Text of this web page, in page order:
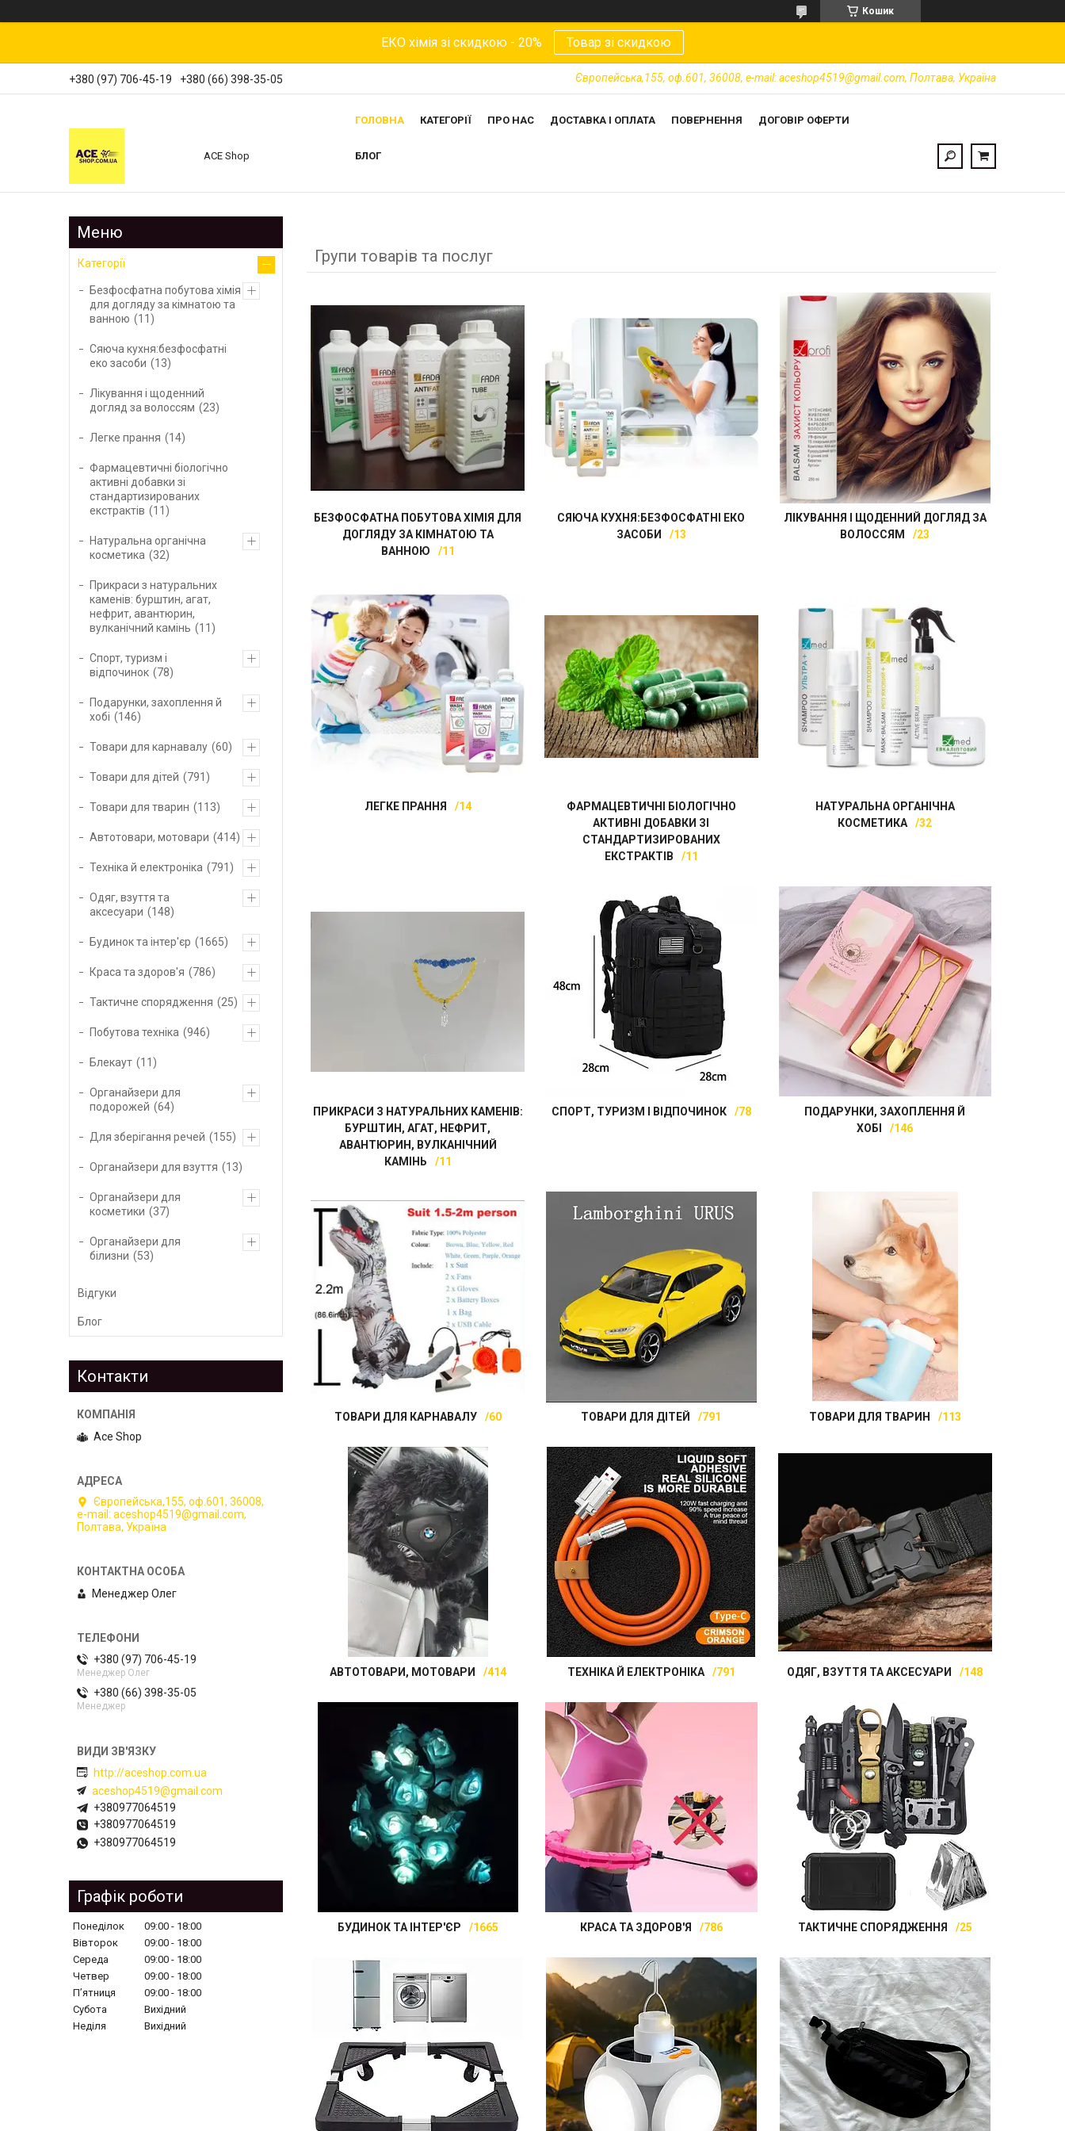
Кошик
ЕКО хімія зі скидкою - 20% Товар зі скидкою
+380 (97) 706-45-19 +380 (66) 398-35-05 Європейська,155, оф.601, 36008, e-mail: aceshop4519@gmail.com, Полтава, Україна
ACE Shop
ГОЛОВНА КАТЕГОРІЇ ПРО НАС ДОСТАВКА І ОПЛАТА ПОВЕРНЕННЯ ДОГОВІР ОФЕРТИ
БЛОГ
Групи товарів та послуг
БЕЗФОСФАТНА ПОБУТОВА ХІМІЯ ДЛЯ
ДОГЛЯДУ ЗА КІМНАТОЮ ТА
ВАННОЮ
11
СЯЮЧА КУХНЯ:БЕЗФОСФАТНІ ЕКО
ЗАСОБИ
13
ЛІКУВАННЯ І ЩОДЕННИЙ ДОГЛЯД ЗА
ВОЛОССЯМ
23
ЛЕГКЕ ПРАННЯ 14
ФАРМАЦЕВТИЧНІ БІОЛОГІЧНО
АКТИВНІ ДОБАВКИ ЗІ
СТАНДАРТИЗИРОВАНИХ
ЕКСТРАКТІВ
11
НАТУРАЛЬНА ОРГАНІЧНА
КОСМЕТИКА
32
ПРИКРАСИ З НАТУРАЛЬНИХ КАМЕНІВ:
БУРШТИН, АГАТ, НЕФРИТ,
АВАНТЮРИН, ВУЛКАНІЧНИЙ
КАМІНЬ
11
СПОРТ, ТУРИЗМ І ВІДПОЧИНОК 78
ПОДАРУНКИ, ЗАХОПЛЕННЯ Й
ХОБІ
146
ТОВАРИ ДЛЯ КАРНАВАЛУ 60 ТОВАРИ ДЛЯ ДІТЕЙ 791 ТОВАРИ ДЛЯ ТВАРИН 113
АВТОТОВАРИ, МОТОВАРИ 414 ТЕХНІКА Й ЕЛЕКТРОНІКА 791 ОДЯГ, ВЗУТТЯ ТА АКСЕСУАРИ 148
БУДИНОК ТА ІНТЕР'ЄР 1665 КРАСА ТА ЗДОРОВ'Я 786 ТАКТИЧНЕ СПОРЯДЖЕННЯ 25
Категорії
Безфосфатна побутова хімія
для догляду за кімнатою та
ванною
11
Сяюча кухня:безфосфатні
еко засоби
13
Лікування і щоденний
догляд за волоссям
23
Легке прання 14
Фармацевтичні біологічно
активні добавки зі
стандартизированих
екстрактів
11
Натуральна органічна
косметика
32
Прикраси з натуральних
каменів: бурштин, агат,
нефрит, авантюрин,
вулканічний камінь
11
Спорт, туризм і
відпочинок
78
Подарунки, захоплення й
хобі
146
Товари для карнавалу 60
Товари для дітей 791
Товари для тварин 113
Автотовари, мотовари 414
Техніка й електроніка 791
Одяг, взуття та
аксесуари
148
Будинок та інтер'єр 1665
Краса та здоров'я 786
Тактичне спорядження 25
Побутова техніка 946
Блекаут 11
Органайзери для
подорожей
64
Для зберігання речей 155
Органайзери для взуття 13
Органайзери для
косметики
37
Органайзери для
білизни
53
Відгуки
Блог
Контакти
Ace Shop
Європейська,155, оф.601, 36008,
e-mail: aceshop4519@gmail.com,
Полтава, Україна
Менеджер Олег
+380 (97) 706-45-19
Менеджер Олег
+380 (66) 398-35-05
Менеджер
http://aceshop.com.ua
aceshop4519@gmail.com
+380977064519
+380977064519
+380977064519
Графік роботи
Понеділок 09:00
18:00
Вівторок
09:00
18:00
Середа
09:00
18:00
Четвер
09:00
18:00
Пʼятниця
09:00
18:00
Субота
Вихідний
Неділя
Вихідний